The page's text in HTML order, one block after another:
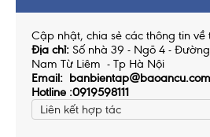
Cập nhật, chia sẻ các thông tin
Địa chỉ: Số nhà 39 - Ngõ 4 -
Nam Từ Liêm - Tp Hà Nội
Email: banbientap@baoancu.com
Hotline :0919598111
Liên kết hợp tác